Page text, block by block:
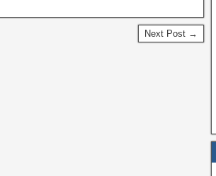
Next Post →